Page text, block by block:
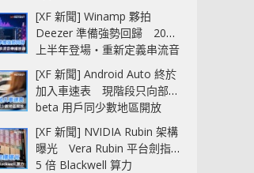
[XF 新聞] Winamp 夥拍
Deezer 準備強勢回歸 2027
上半年登場‧重新定義串流音
樂播放器
[XF 新聞] Android Auto 終於
加入車速表 現階段只向部分
beta 用戶同少數地區開放
[XF 新聞] NVIDIA Rubin 架構
曝光 Vera Rubin 平台劍指
5 倍 Blackwell 算力